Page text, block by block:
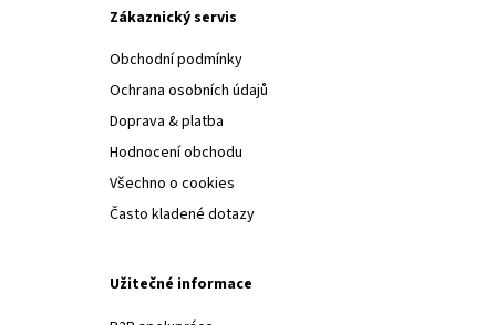
Zákaznický servis
Obchodní podmínky
Ochrana osobních údajů
Doprava & platba
Hodnocení obchodu
Všechno o cookies
Často kladené dotazy
Užitečné informace